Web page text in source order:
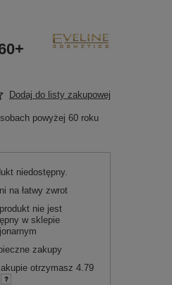
Dodaj do listy zakupowej
powyżej 60 roku
niedostępny
na łatwy zwrot
nie jest
w sklepie
zakupy
otrzymasz 4.79